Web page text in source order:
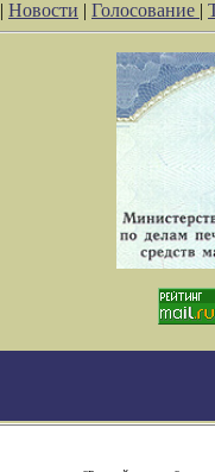
| Новости | Голосование |